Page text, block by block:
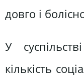
довго і
У
кількість